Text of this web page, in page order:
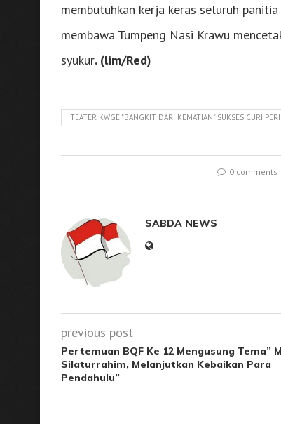
membutuhkan kerja keras seluruh
membawa Tumpeng Nasi Krawu
syukur. (lim/Red)
TEATER KWGE "BANGKIT DARI KEMATIAN" SUKSES CURI
0 comments
SABDA NEWS
previous post
Pertemuan BQF Ke 12 Mengusung Tema”
Silaturrahim, Melanjutkan Kebaikan Para
Pendahulu”